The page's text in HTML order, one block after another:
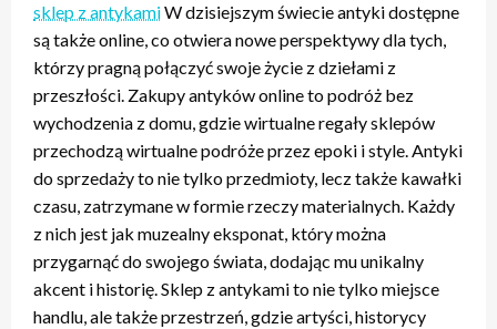
sklep z antykamiW dzisiejszym świecie antyki dostępne
są także online, co otwiera nowe perspektywy dla tych,
którzy pragną połączyć swoje życie z dziełami z
przeszłości. Zakupy antyków online to podróż bez
wychodzenia z domu, gdzie wirtualne regały sklepów
przechodzą wirtualne podróże przez epoki i style. Antyki
do sprzedaży to nie tylko przedmioty, lecz także kawałki
czasu, zatrzymane w formie rzeczy materialnych. Każdy
z nich jest jak muzealny eksponat, który można
przygarnąć do swojego świata, dodając mu unikalny
akcent i historię. Sklep z antykami to nie tylko miejsce
handlu, ale także przestrzeń, gdzie artyści, historycy